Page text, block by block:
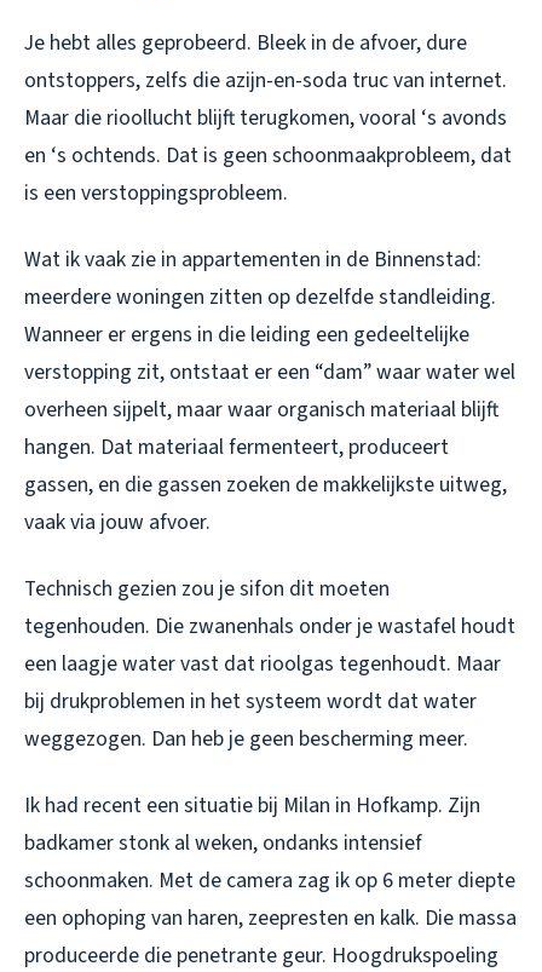
Je hebt alles geprobeerd. Bleek in de afvoer, dure
ontstoppers, zelfs die azijn-en-soda truc van internet.
Maar die rioollucht blijft terugkomen, vooral ‘s avonds
en ‘s ochtends. Dat is geen schoonmaakprobleem, dat
is een verstoppingsprobleem.
Wat ik vaak zie in appartementen in de Binnenstad:
meerdere woningen zitten op dezelfde standleiding.
Wanneer er ergens in die leiding een gedeeltelijke
verstopping zit, ontstaat er een “dam” waar water wel
overheen sijpelt, maar waar organisch materiaal blijft
hangen. Dat materiaal fermenteert, produceert
gassen, en die gassen zoeken de makkelijkste uitweg,
vaak via jouw afvoer.
Technisch gezien zou je sifon dit moeten
tegenhouden. Die zwanenhals onder je wastafel houdt
een laagje water vast dat rioolgas tegenhoudt. Maar
bij drukproblemen in het systeem wordt dat water
weggezogen. Dan heb je geen bescherming meer.
Ik had recent een situatie bij Milan in Hofkamp. Zijn
badkamer stonk al weken, ondanks intensief
schoonmaken. Met de camera zag ik op 6 meter diepte
een ophoping van haren, zeepresten en kalk. Die massa
produceerde die penetrante geur. Hoogdrukspoeling